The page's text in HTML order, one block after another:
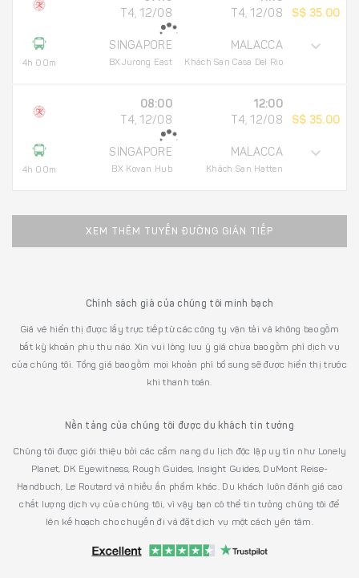
4h 00m
T4, 12/08
SINGAPORE
BXJurong East
T4, 12/08
MALACCA
Khách Sạn Casa Del Rio
S$ 35.00
4h 00m
08:00
T4, 12/08
SINGAPORE
BX Kovan Hub
12:00
T4, 12/08
MALACCA
Khách Sạn Hatten
S$ 35.00
XEM THÊM TUYẾN ĐƯỜNG GIÁN TIẾP
Chính sách giá của chúng tôi minh bạch
Giá vé hiển thị được lấy trực tiếp từ các công ty vận tải và không bao gồm
bất kỳ khoản phụ thu nào. Xin vui lòng lưu ý giá chưa bao gồm phí dịch vụ
của chúng tôi. Tổng giá bao gồm mọi khoản phí bổ sung sẽ được hiển thị trước
khi thanh toán.
Nền tảng của chúng tôi được du khách tin tưởng
Chúng tôi được giới thiệu bởi các cẩm nang du lịch độc lập uy tín như Lonely
Planet, DK Eyewitness, Rough Guides, Insight Guides, DuMont Reise-
Handbuch, Le Routard và nhiều ấn phẩm khác. Du khách luôn đánh giá cao
chất lượng dịch vụ của chúng tôi, vì vậy bạn có thể tin tưởng chúng tôi để
lên kế hoạch cho chuyến đi và đặt dịch vụ một cách yên tâm.